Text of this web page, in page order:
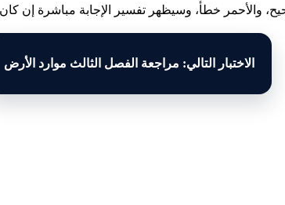
والأحمر خطأ، وسيظهر تفسير الإجابة مباشرة إن كان
الاختبار التالي: مراجعة الفصل الثالث موارد الأرض